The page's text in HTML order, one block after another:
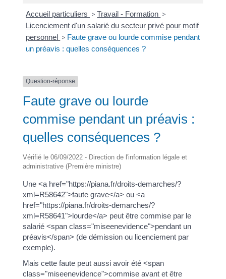
Accueil particuliers > Travail - Formation >
Licenciement d'un salarié du secteur privé pour motif
personnel > Faute grave ou lourde commise pendant
un préavis : quelles conséquences ?
Question-réponse
Faute grave ou lourde
commise pendant un préavis :
quelles conséquences ?
Vérifié le 06/09/2022 - Direction de l'information légale et
administrative (Première ministre)
Une <a href="https://piana.fr/droits-demarches/?
xml=R58642">faute grave</a> ou <a
href="https://piana.fr/droits-demarches/?
xml=R58641">lourde</a> peut être commise par le
salarié <span class="miseenevidence">pendant un
préavis</span> (de démission ou licenciement par
exemple).
Mais cette faute peut aussi avoir été <span
class="miseenevidence">commise avant et être